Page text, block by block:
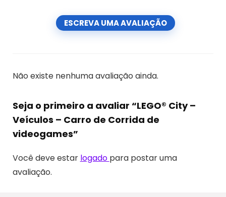
ESCREVA UMA AVALIAÇÃO
Não existe nenhuma avaliação ainda.
Seja o primeiro a avaliar “LEGO® City –
Veículos – Carro de Corrida de
videogames”
Você deve estar logado para postar uma
avaliação.